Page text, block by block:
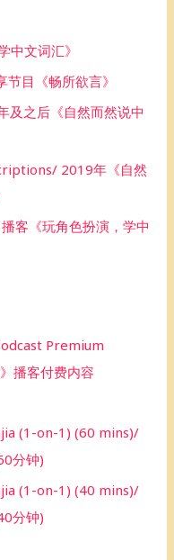
文词汇》
目《畅所欲言》
之后《自然而然说中
2019年《自然
客《玩角色扮演，学中
Premium
播客付费内容
(1-on-1) (60 mins)/
分钟)
(1-on-1) (40 mins)/
分钟)